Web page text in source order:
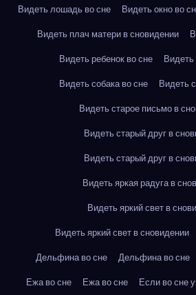
Видеть лошадь во сне
Видеть окно во
Видеть плач матери в сновидении
Видеть ребенок во сне
Видеть собака во сне
Видеть
Видеть старое письмо в
Видеть старый друг в
Видеть старый друг в
Видеть яркая радуга в
Видеть яркий свет в
Видеть яркий свет в сновидении
Дельфина во сне
Дельфина во сне
Ежа во сне
Ежа во сне Если во сне